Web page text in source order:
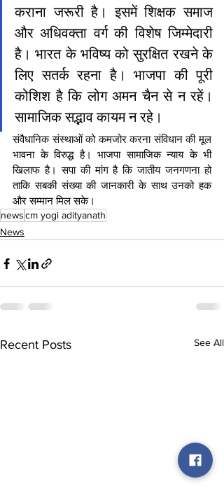
कराना जरूरी है। इसमें शिक्षक समाज
और अधिवक्ता वर्ग की विशेष जिम्मेदारी
है। भारत के भविष्य को सुरक्षित रखने के
लिए सतर्क रहना है। भाजपा की पूरी
कोशिश है कि लोग अमन चैन से न रहें।
सामाजिक सद्भाव कायम न रहे।
संवैधानिक संस्थाओं को कमजोर करना संविधान की मूल
भावना के विरुद्ध है। भाजपा सामाजिक न्याय के भी
खिलाफ है। सपा की मांग है कि जातीय जनगणना हो
ताकि सबकी संख्या की जानकारी के साथ उनको हक
और सम्मान मिल सके।
newscm yogi adityanath
News
Recent Posts See All